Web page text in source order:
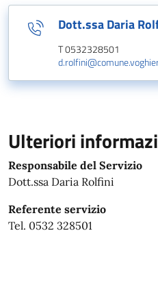
Dott.ssa Daria
T 0532328501
Ulteriori
Responsabile del Servizio
Dott.ssa Daria Rolfini
Referente servizio
Tel. 0532 328501